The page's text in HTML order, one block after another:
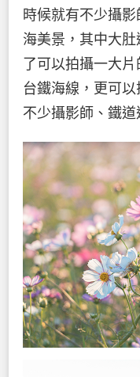
時候就有不少攝
海美景，其中大
了可以拍攝一大
台鐵海線，更可以
不少攝影師、鐵道